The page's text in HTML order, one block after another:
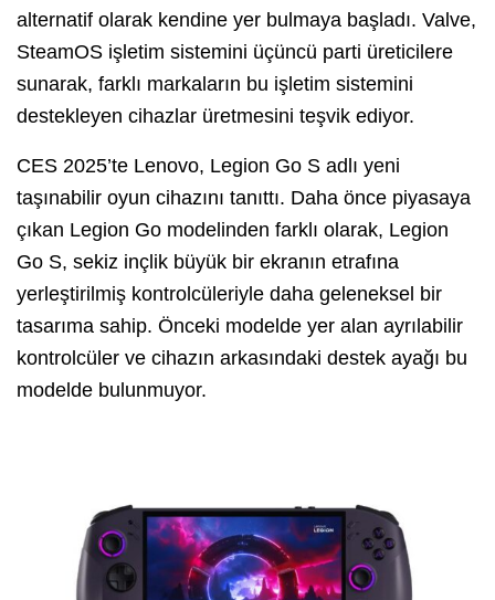
alternatif olarak kendine yer bulmaya başladı. Valve,
SteamOS işletim sistemini üçüncü parti üreticilere
sunarak, farklı markaların bu işletim sistemini
destekleyen cihazlar üretmesini teşvik ediyor.
CES 2025’te Lenovo, Legion Go S adlı yeni
taşınabilir oyun cihazını tanıttı. Daha önce piyasaya
çıkan Legion Go modelinden farklı olarak, Legion
Go S, sekiz inçlik büyük bir ekranın etrafına
yerleştirilmiş kontrolcüleriyle daha geleneksel bir
tasarıma sahip. Önceki modelde yer alan ayrılabilir
kontrolcüler ve cihazın arkasındaki destek ayağı bu
modelde bulunmuyor.